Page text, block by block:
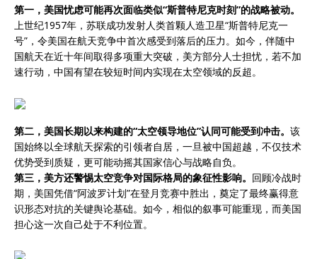
第一，美国忧虑可能再次面临类似“斯普特尼克时刻”的战略被动。
上世纪1957年，苏联成功发射人类首颗人造卫星“斯普特尼克一
号”，令美国在航天竞争中首次感受到落后的压力。如今，伴随中
国航天在近十年间取得多项重大突破，美方部分人士担忧，若不加
速行动，中国有望在较短时间内实现在太空领域的反超。
第二，美国长期以来构建的“太空领导地位”认同可能受到冲击。 该
国始终以全球航天探索的引领者自居，一旦被中国超越，不仅技术
优势受到质疑，更可能动摇其国家信心与战略自负。
第三，美方还警惕太空竞争对国际格局的象征性影响。 回顾冷战时
期，美国凭借“阿波罗计划”在登月竞赛中胜出，奠定了最终赢得意
识形态对抗的关键舆论基础。如今，相似的叙事可能重现，而美国
担心这一次自己处于不利位置。